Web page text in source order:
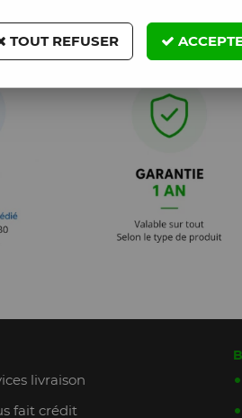
livraison
fait crédit
TOUT REFUSER